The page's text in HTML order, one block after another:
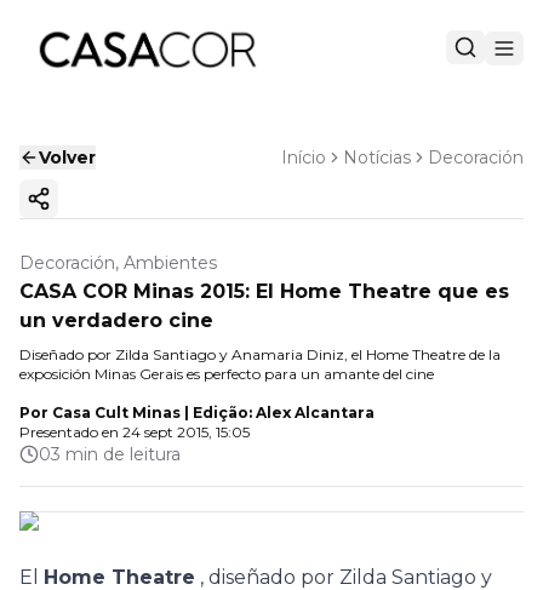
Volver Início Notícias Decoración
Copiar enlace
Decoración, Ambientes
CASA COR Minas 2015: El Home Theatre que es
un verdadero cine
Diseñado por Zilda Santiago y Anamaria Diniz, el Home Theatre de la
exposición Minas Gerais es perfecto para un amante del cine
Por Casa Cult Minas | Edição: Alex Alcantara
Presentado en 24 sept 2015, 15:05
03 min de leitura
El Home Theatre , diseñado por Zilda Santiago y